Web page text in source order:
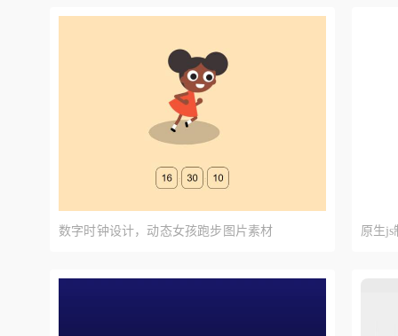
数字时钟设计，动态女孩跑步图片素材 原生